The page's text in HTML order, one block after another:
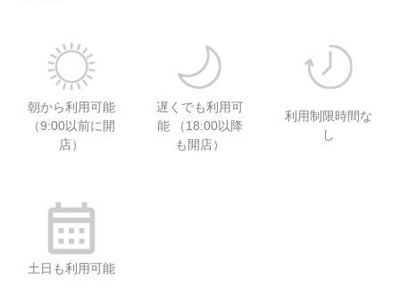
朝から利用可能
（9:00以前に開
店）
遅くでも利用可
能 （18:00以降
も開店）
利用制限時間な
し
土日も利用可能